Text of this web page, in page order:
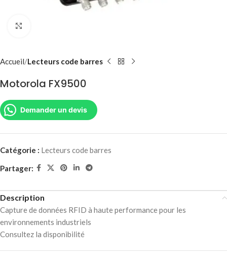
Accueil Lecteurs code barres
Motorola FX9500
Demander un devis
Catégorie : Lecteurs code barres
Partager:
Description
Capture de données RFID à haute performance pour les
environnements industriels
Consultez la disponibilité